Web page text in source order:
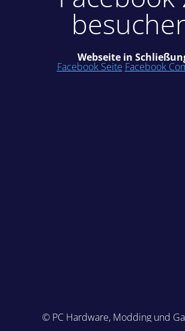
Webseite in
Facebook Seite Facebook
© PC Hardware, Modding und